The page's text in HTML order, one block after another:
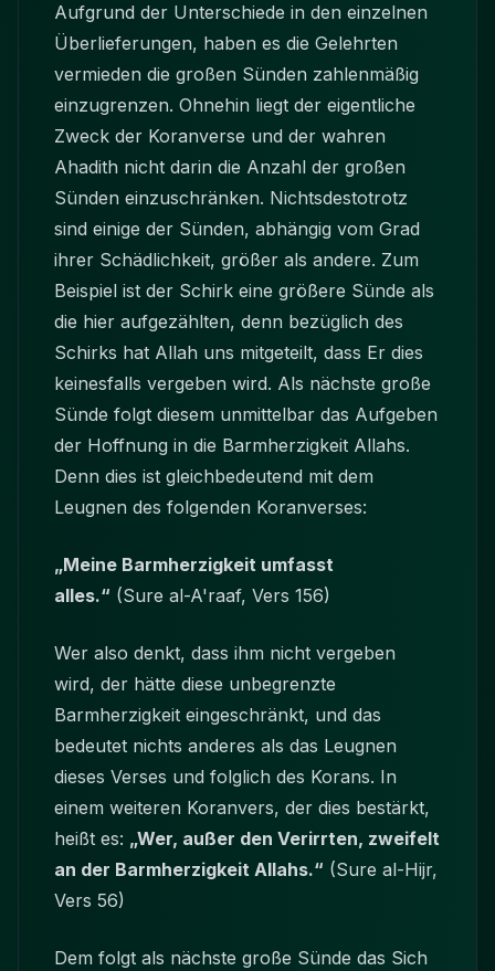
Aufgrund der Unterschiede in den einzelnen
Überlieferungen, haben es die Gelehrten
vermieden die großen Sünden zahlenmäßig
einzugrenzen. Ohnehin liegt der eigentliche
Zweck der Koranverse und der wahren
Ahadith nicht darin die Anzahl der großen
Sünden einzuschränken. Nichtsdestotrotz
sind einige der Sünden, abhängig vom Grad
ihrer Schädlichkeit, größer als andere. Zum
Beispiel ist der Schirk eine größere Sünde als
die hier aufgezählten, denn bezüglich des
Schirks hat Allah uns mitgeteilt, dass Er dies
keinesfalls vergeben wird. Als nächste große
Sünde folgt diesem unmittelbar das Aufgeben
der Hoffnung in die Barmherzigkeit Allahs.
Denn dies ist gleichbedeutend mit dem
Leugnen des folgenden Koranverses:
„Meine Barmherzigkeit umfasst
alles.“ (Sure al-A'raaf, Vers 156)
Wer also denkt, dass ihm nicht vergeben
wird, der hätte diese unbegrenzte
Barmherzigkeit eingeschränkt, und das
bedeutet nichts anderes als das Leugnen
dieses Verses und folglich des Korans. In
einem weiteren Koranvers, der dies bestärkt,
heißt es: „Wer, außer den Verirrten, zweifelt
an der Barmherzigkeit Allahs.“ (Sure al-Hijr,
Vers 56)
Dem folgt als nächste große Sünde das Sich